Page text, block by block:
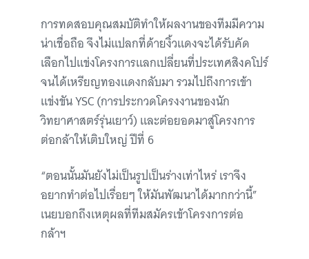
การทดสอบคุณสมบัติทำให้ผลงานของทีมมีความ
น่าเชื่อถือ จึงไม่แปลกที่ด้ายงิ้วแดงจะได้รับคัด
เลือกไปแข่งโครงการแลกเปลี่ยนที่ประเทศสิงคโปร์
จนได้เหรียญทองแดงกลับมา รวมไปถึงการเข้า
แข่งขัน YSC (การประกวดโครงงานของนัก
วิทยาศาสตร์รุ่นเยาว์) และต่อยอดมาสู่โครงการ
ต่อกล้าให้เติบใหญ่ ปีที่ 6
“ตอนนั้นมันยังไม่เป็นรูปเป็นร่างเท่าไหร่ เราจึง
อยากทำต่อไปเรื่อยๆ ให้มันพัฒนาได้มากกว่านี้”
เนยบอกถึงเหตุผลที่ทีมสมัครเข้าโครงการต่อ
กล้าฯ